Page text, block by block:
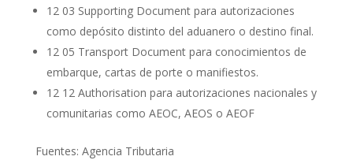
12 03 Supporting Document para autorizaciones
como depósito distinto del aduanero o destino final.
12 05 Transport Document para conocimientos de
embarque, cartas de porte o manifiestos.
12 12 Authorisation para autorizaciones nacionales y
comunitarias como AEOC, AEOS o AEOF
Fuentes: Agencia Tributaria